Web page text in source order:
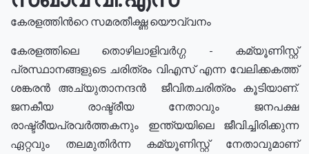
കേരളത്തിൻറെ സമരതീക്ഷ്ണ യൌവ്വനം
കേരളത്തിലെ തൊഴിലാളിവർഗ്ഗ - കമ്യൂണിസ്റ്റ്
പ്രസ്ഥാനങ്ങളുടെ ചരിത്രം വിഎസ് എന്ന വേലിക്കകത്ത്
ശങ്കരൻ അച്യുതാനന്ദൻ ജീവിതചരിത്രം കൂടിയാണ്.
ജനകീയ രാഷ്ട്രീയ നേതാവും ജനപക്ഷ
രാഷ്ട്രീയപ്രവർത്തകനും ഇന്ത്യയിലെ ജീവിച്ചിരിക്കുന്ന
ഏറ്റവും തലമുതിർന്ന കമ്യൂണിസ്റ്റ് നേതാവുമാണ്